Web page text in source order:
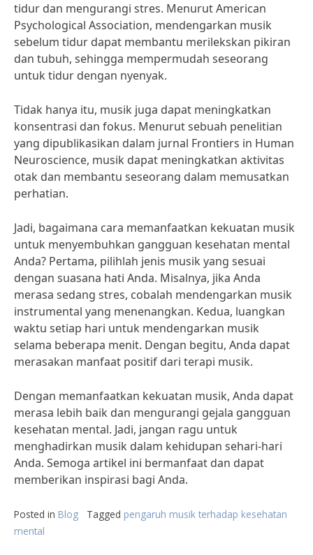
tidur dan mengurangi stres. Menurut American
Psychological Association, mendengarkan musik
sebelum tidur dapat membantu merilekskan pikiran
dan tubuh, sehingga mempermudah seseorang
untuk tidur dengan nyenyak.
Tidak hanya itu, musik juga dapat meningkatkan
konsentrasi dan fokus. Menurut sebuah penelitian
yang dipublikasikan dalam jurnal Frontiers in Human
Neuroscience, musik dapat meningkatkan aktivitas
otak dan membantu seseorang dalam memusatkan
perhatian.
Jadi, bagaimana cara memanfaatkan kekuatan musik
untuk menyembuhkan gangguan kesehatan mental
Anda? Pertama, pilihlah jenis musik yang sesuai
dengan suasana hati Anda. Misalnya, jika Anda
merasa sedang stres, cobalah mendengarkan musik
instrumental yang menenangkan. Kedua, luangkan
waktu setiap hari untuk mendengarkan musik
selama beberapa menit. Dengan begitu, Anda dapat
merasakan manfaat positif dari terapi musik.
Dengan memanfaatkan kekuatan musik, Anda dapat
merasa lebih baik dan mengurangi gejala gangguan
kesehatan mental. Jadi, jangan ragu untuk
menghadirkan musik dalam kehidupan sehari-hari
Anda. Semoga artikel ini bermanfaat dan dapat
memberikan inspirasi bagi Anda.
Posted in Blog Tagged pengaruh musik terhadap kesehatan
mental